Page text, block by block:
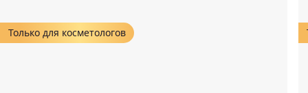
Только для косметологов